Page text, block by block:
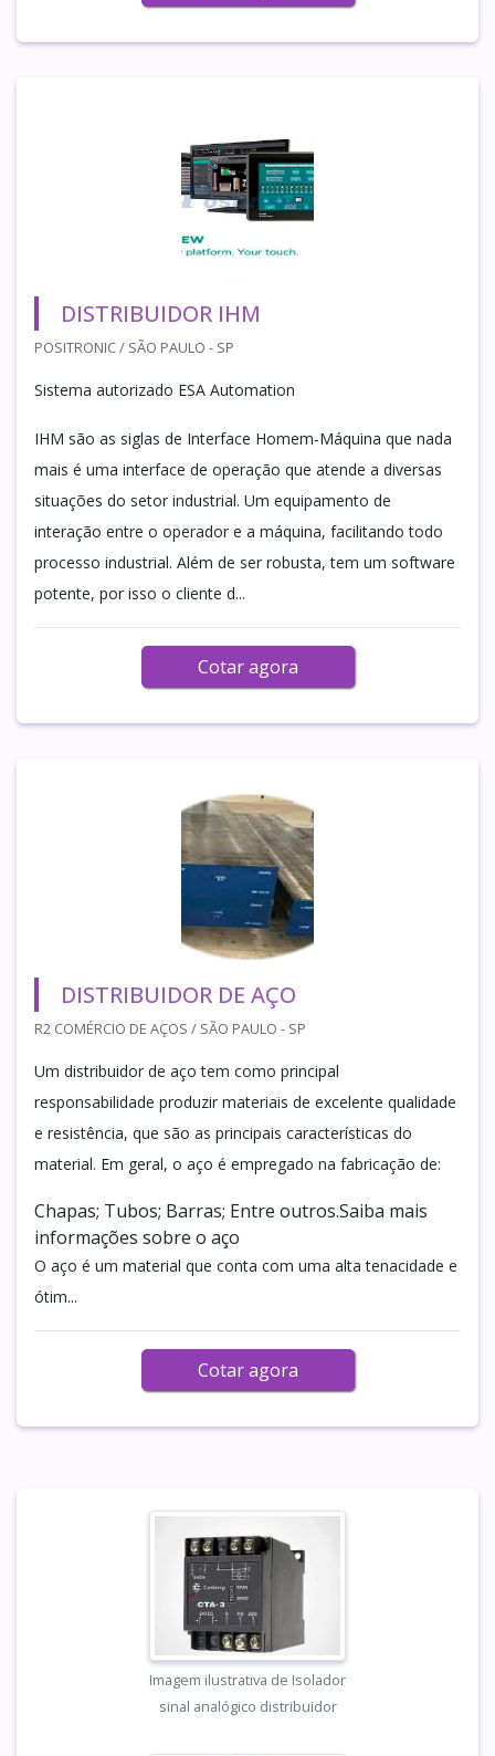
DISTRIBUIDOR IHM
POSITRONIC / SÃO PAULO - SP
Sistema autorizado ESA Automation
IHM são as siglas de Interface Homem-Máquina que nada
mais é uma interface de operação que atende a diversas
situações do setor industrial. Um equipamento de
interação entre o operador e a máquina, facilitando todo
processo industrial. Além de ser robusta, tem um software
potente, por isso o cliente d...
Cotar agora
DISTRIBUIDOR DE AÇO
R2 COMÉRCIO DE AÇOS / SÃO PAULO - SP
Um distribuidor de aço tem como principal
responsabilidade produzir materiais de excelente qualidade
e resistência, que são as principais características do
material. Em geral, o aço é empregado na fabricação de:
Chapas; Tubos; Barras; Entre outros.Saiba mais
informações sobre o aço
O aço é um material que conta com uma alta tenacidade e
ótim...
Cotar agora
Imagem ilustrativa de Isolador
sinal analógico distribuidor